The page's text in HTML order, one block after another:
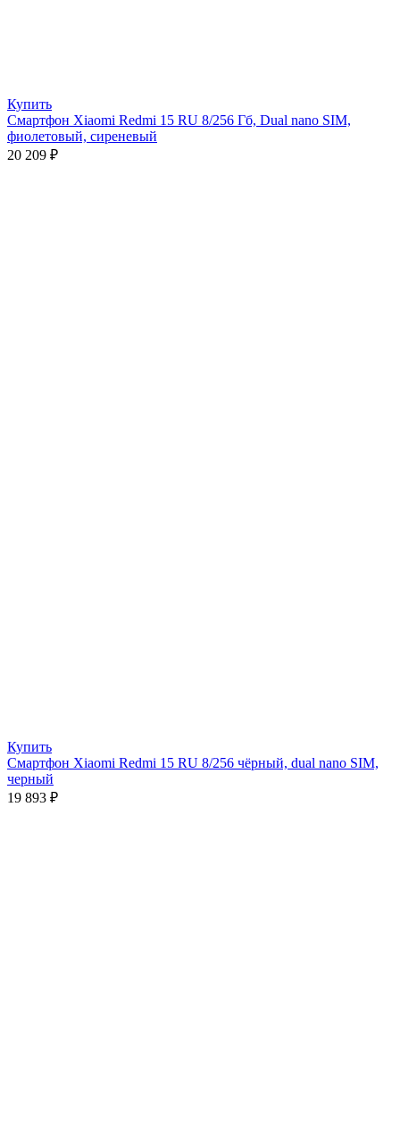
Купить
Смартфон Xiaomi Redmi 15 RU 8/256 Гб, Dual nano SIM,
фиолетовый, сиреневый
20 209 ₽
Купить
Смартфон Xiaomi Redmi 15 RU 8/256 чёрный, dual nano SIM,
черный
19 893 ₽